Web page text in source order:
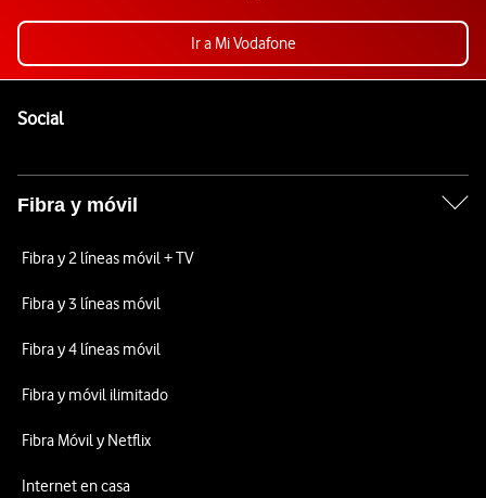
Ir a Mi Vodafone
SocialEnlaces a las redes sociales de Vodafone
Fibra y móvil
Fibra y 2 líneas móvil + TV
Fibra y 3 líneas móvil
Fibra y 4 líneas móvil
Fibra y móvil ilimitado
Fibra Móvil y Netflix
Internet en casa